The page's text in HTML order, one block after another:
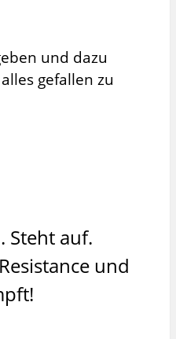
und dazu
gefallen zu
Steht auf.
und